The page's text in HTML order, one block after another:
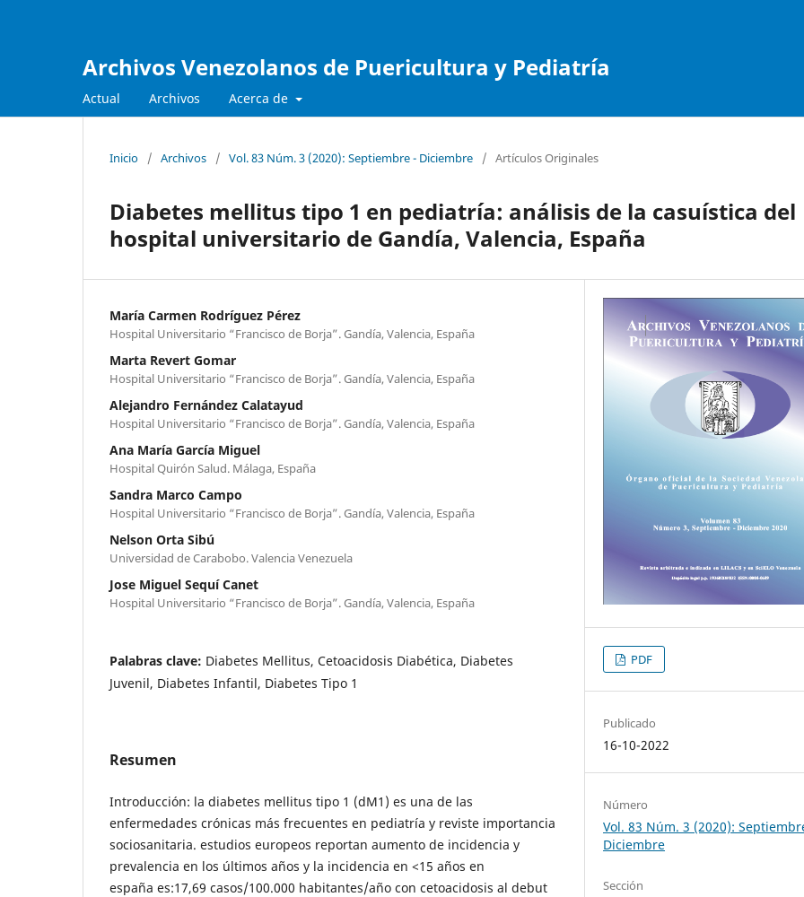
Archivos Venezolanos de Puericultura y Pediatría
Actual Archivos Acerca de
Inicio / Archivos / Vol. 83 Núm. 3 (2020): Septiembre - Diciembre / Artículos Originales
Diabetes mellitus tipo 1 en pediatría: análisis de la casuística del
hospital universitario de Gandía, Valencia, España
María Carmen Rodríguez Pérez
Hospital Universitario “Francisco de Borja”. Gandía, Valencia, España
Marta Revert Gomar
Hospital Universitario “Francisco de Borja”. Gandía, Valencia, España
Alejandro Fernández Calatayud
Hospital Universitario “Francisco de Borja”. Gandía, Valencia, España
Ana María García Miguel
Hospital Quirón Salud. Málaga, España
Sandra Marco Campo
Hospital Universitario “Francisco de Borja”. Gandía, Valencia, España
Nelson Orta Sibú
Universidad de Carabobo. Valencia Venezuela
Jose Miguel Sequí Canet
Hospital Universitario “Francisco de Borja”. Gandía, Valencia, España
Palabras clave: Diabetes Mellitus, Cetoacidosis Diabética, Diabetes
Juvenil, Diabetes Infantil, Diabetes Tipo 1
Resumen
Introducción: la diabetes mellitus tipo 1 (dM1) es una de las
enfermedades crónicas más frecuentes en pediatría y reviste importancia
sociosanitaria. estudios europeos reportan aumento de incidencia y
prevalencia en los últimos años y la incidencia en <15 años en
españa es:17,69 casos/100.000 habitantes/año con cetoacidosis al debut
PDF
Publicado
16-10-2022
Número
Vol. 83 Núm. 3 (2020):
Diciembre
Sección